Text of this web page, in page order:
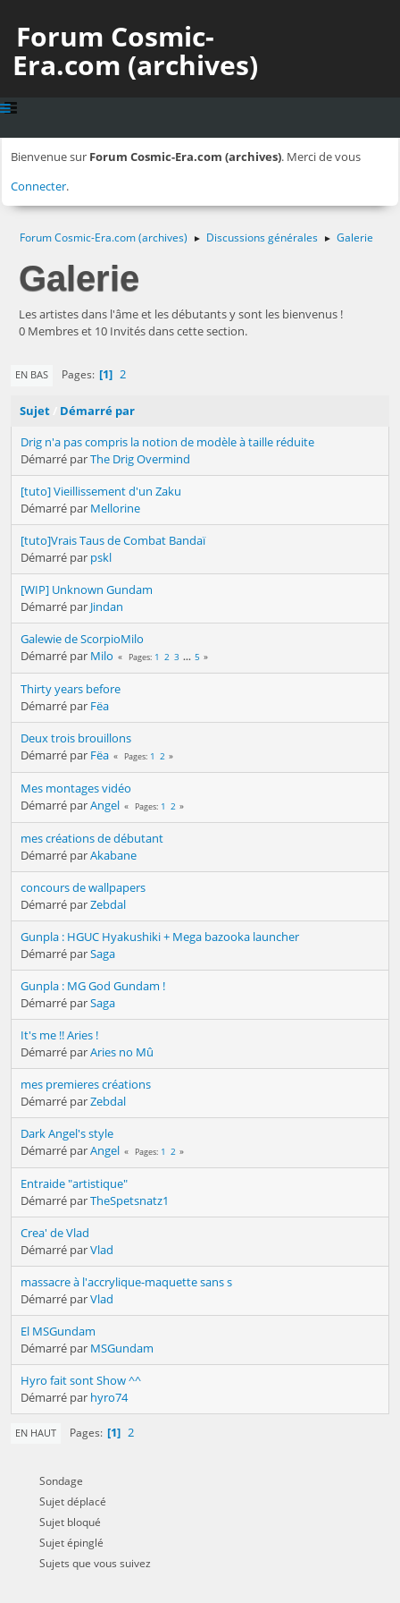
Forum Cosmic-
Era.com (archives)
Bienvenue sur Forum Cosmic-Era.com (archives). Merci de vous
Connecter.
Forum Cosmic-Era.com (archives) ► Discussions générales ► Galerie
Galerie
Les artistes dans l'âme et les débutants y sont les bienvenus !
0 Membres et 10 Invités dans cette section.
EN BAS Pages 1 2
Sujet
Démarré par
Drig n'a pas compris la notion de modèle à taille réduite
Démarré parThe Drig Overmind
[tuto] Vieillissement d'un Zaku
Démarré par Mellorine
[tuto]Vrais Taus de Combat Bandaï
Démarré par pskl
[WIP] Unknown Gundam
Démarré par Jindan
Galewie de ScorpioMilo
Démarré par Milo Pages 1 2 3 ... 5
Thirty years before
Démarré par Fëa
Deux trois brouillons
Démarré par Fëa Pages 1 2
Mes montages vidéo
Démarré parAngel Pages 1 2
mes créations de débutant
Démarré parAkabane
concours de wallpapers
Démarré parZebdal
Gunpla : HGUC Hyakushiki + Mega bazooka launcher
Démarré parSaga
Gunpla : MG God Gundam !
Démarré parSaga
It's me !! Aries !
Démarré parAries no Mû
mes premieres créations
Démarré parZebdal
Dark Angel's style
Démarré parAngel Pages 1 2
Entraide "artistique"
Démarré parTheSpetsnatz1
Crea' de Vlad
Démarré parVlad
massacre à l'accrylique-maquette sans s
Démarré parVlad
El MSGundam
Démarré par MSGundam
Hyro fait sont Show ^^
Démarré par hyro74
EN HAUT Pages 1 2
Sondage
Sujet déplacé
Sujet bloqué
Sujet épinglé
Sujets que vous suivez